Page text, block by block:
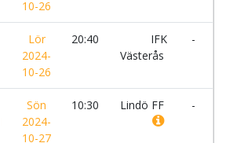
10-26
Lör
2024-
10-26
20:40
IFK
Västerås
-
Sön
2024-
10-27
10:30 Lindö FF -